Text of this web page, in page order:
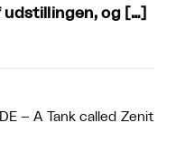
og […]
– A Tank called Zenit